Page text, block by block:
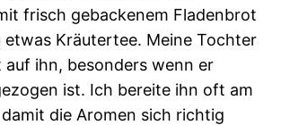
frisch gebackenem Fladenbrot
etwas Kräutertee. Meine Tochter
ihn, besonders wenn er
ist. Ich bereite ihn oft am
die Aromen sich richtig